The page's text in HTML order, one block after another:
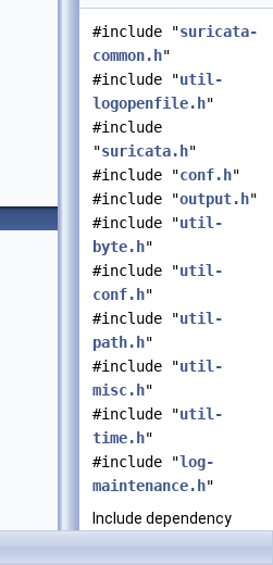
#include "suricata-
common.h"
#include "util-
logopenfile.h"
#include
"suricata.h"
#include "conf.h"
#include "output.h"
#include "util-
byte.h"
#include "util-
conf.h"
#include "util-
path.h"
#include "util-
misc.h"
#include "util-
time.h"
#include "log-
maintenance.h"
Include dependency